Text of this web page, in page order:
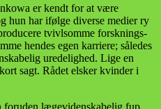
er kendt for at være
hun har ifølge diverse medier ry
tvivlsomme forsknings­
hendes egen karriere; således
uredelighed. Lige en
sagt. Rådet elsker kvinder i